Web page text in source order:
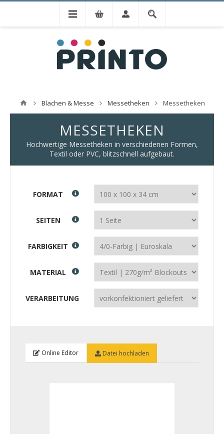
Blachen & Messe Messetheken Messetheken
MESSETHEKEN
Hochwertige Messetheken in verschiedenen Formen,
Textil oder PVC, blitzschnell aufgebaut.
FORMAT
SEITEN
FARBIGKEIT
MATERIAL
VERARBEITUNG
Online Editor Datei hochladen